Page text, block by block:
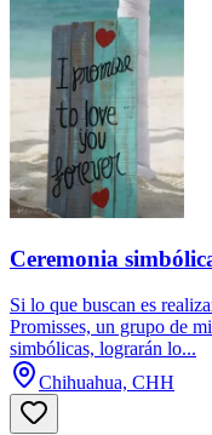
Ceremonia
Si lo que buscan es
Promisses, un grupo de
simbólicas, lograrán lo...
Chihuahua, CHH